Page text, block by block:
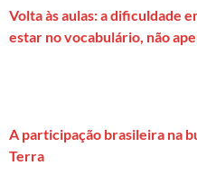
Volta às aulas: a dificuldade
estar no vocabulário, não
A participação brasileira na
Terra